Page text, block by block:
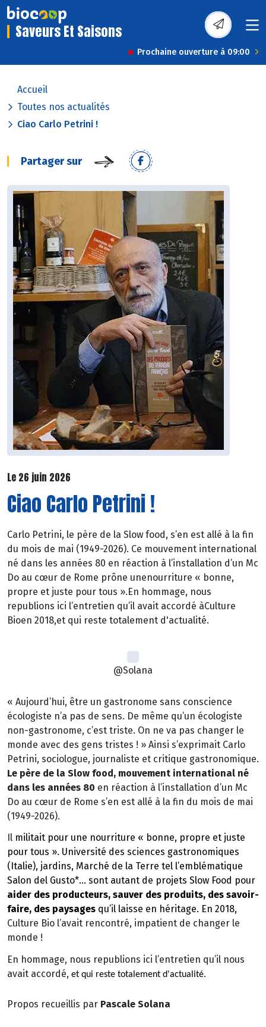
Saveurs Et Saisons
Prochaine ouverture à 09:00
Accueil
Toutes nos actualités
Ciao Carlo Petrini !
Partager sur
Le 26 juin 2026
Ciao Carlo Petrini !
Carlo Petrini, le père de la Slow food, s’en est allé à la fin
du mois de mai (1949-2026). Ce mouvement international
né dans les années 80 en réaction à l’installation d’un Mc
Do au cœur de Rome prône unenourriture « bonne,
propre et juste pour tous ».En hommage, nous
republions ici l’entretien qu’il avait accordé àCulture
Bioen 2018,et qui reste totalement d'actualité.
@Solana
« Aujourd’hui, être un gastronome sans conscience
écologiste n’a pas de sens. De même qu’un écologiste
non-gastronome, c’est triste. On ne va pas changer le
monde avec des gens tristes ! » Ainsi s’exprimait Carlo
Petrini, sociologue, journaliste et critique gastronomique.
Le père de la Slow food, mouvement international né
dans les années 80 en réaction à l’installation d’un Mc
Do au cœur de Rome s’en est allé à la fin du mois de mai
(1949-2026).
Il militait pour une nourriture « bonne, propre et juste
pour tous ». Université des sciences gastronomiques
(Italie), jardins, Marché de la Terre tel l’emblématique
Salon del Gusto*… sont autant de projets Slow Food pour
aider des producteurs, sauver des produits, des savoir-
faire, des paysages qu’il laisse en héritage. En 2018,
Culture Bio l’avait rencontré, impatient de changer le
monde !
En hommage, nous republions ici l’entretien qu’il nous
avait accordé, et qui reste totalement d'actualité.
Propos recueillis par Pascale Solana